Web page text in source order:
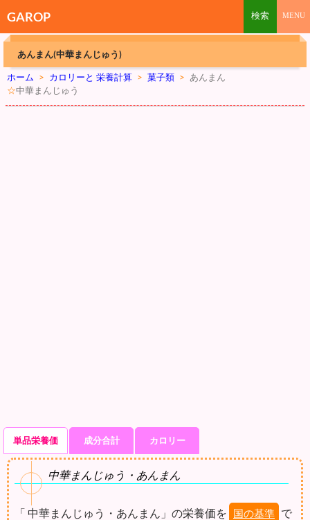
GAROP
あんまん(中華まんじゅう)
ホーム > カロリーと 栄養計算 > 菓子類 > あんまん
☆中華まんじゅう
単品栄養価 成分合計 カロリー
中華まんじゅう・あんまん
「 中華まんじゅう・あんまん」の栄養価を 国の基準 で